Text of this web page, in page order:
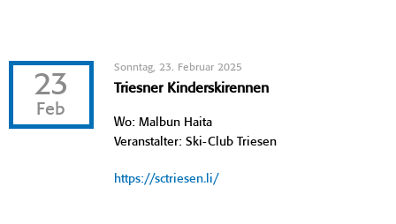
23
Feb
Sonntag, 23. Februar 2025
Triesner Kinderskirennen
Wo: Malbun Haita
Veranstalter: Ski-Club Triesen
https://sctriesen.li/